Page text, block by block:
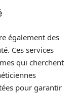
également des
Ces services
qui cherchent
pour garantir